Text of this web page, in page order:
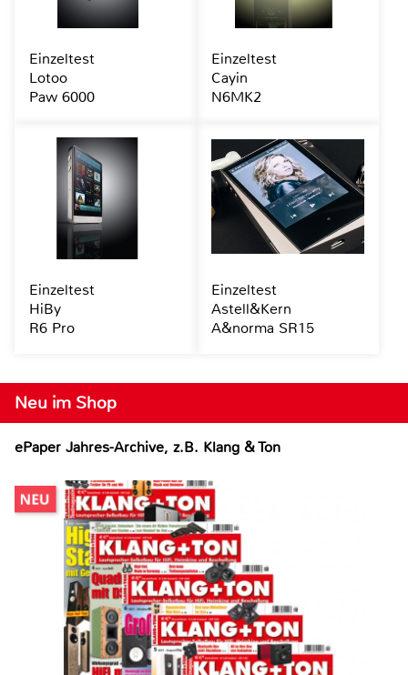
Neu im Shop
ePaper Jahres-Archive, z.B. Klang & Ton
Einzeltest
Lotoo
Paw 6000
Einzeltest
Cayin
N6MK2
Einzeltest
HiBy
R6 Pro
Einzeltest
Astell&Kern
A&norma SR15